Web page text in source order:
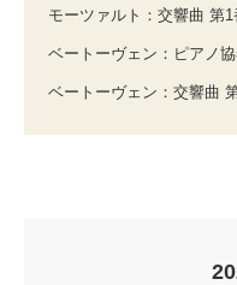
モーツァルト：交響曲 第
ベートーヴェン：ピアノ
ベートーヴェン：交響曲